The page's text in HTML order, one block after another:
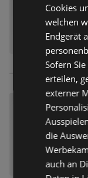
Cookies
welchen
Endgerät
Sofern
erteilen,
externer
die
auch an